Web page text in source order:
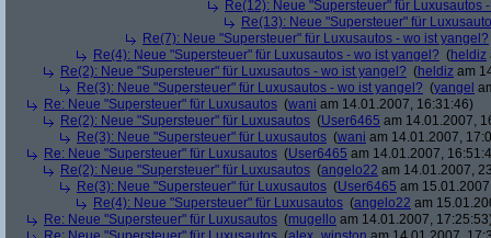
Re(12): Neue "Supersteuer" für Luxusautos
Re(13): Neue "Supersteuer" für
Re(7): Neue "Supersteuer" für Luxusautos - wo ist yangel?
Re(4): Neue "Supersteuer" für Luxusautos - wo ist yangel? (heldiz
Re(2): Neue "Supersteuer" für Luxusautos - wo ist yangel? (heldiz am
Re(3): Neue "Supersteuer" für Luxusautos - wo ist yangel? (yangel
Re: Neue "Supersteuer" für Luxusautos (wani am 14.01.2007, 16:31:46)
Re(2): Neue "Supersteuer" für Luxusautos (User6465 am 14.01.2007,
Re(3): Neue "Supersteuer" für Luxusautos (wani am 14.01.2007,
Re: Neue "Supersteuer" für Luxusautos (User6465 am 14.01.2007,
Re(2): Neue "Supersteuer" für Luxusautos (angelo22 am 14.01.2007,
Re(3): Neue "Supersteuer" für Luxusautos (User6465 am
Re(4): Neue "Supersteuer" für Luxusautos (angelo22 am
Re: Neue "Supersteuer" für Luxusautos (mugello am 14.01.2007,